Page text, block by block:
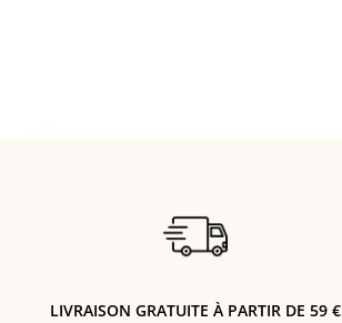
LIVRAISON GRATUITE À PARTIR DE 59 €